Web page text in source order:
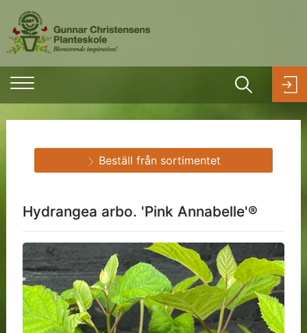
Hydrangea arbo. 'Pink Annabelle'®
Beställ från sortimentet